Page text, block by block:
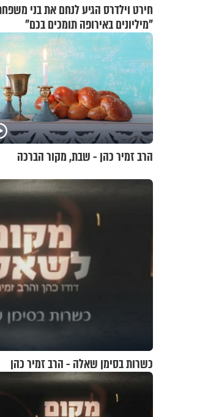
חירט וילדרס הגיע לנחם את בני
"מיליונים באירופה תומכים בכם"
הרב זמיר כהן - שבת, מקור הברכה
כשרות בסימן שאלה - הרב זמיר כהן